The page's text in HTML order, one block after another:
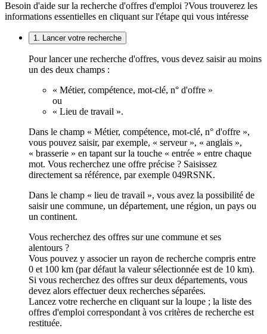
Besoin d'aide sur la recherche d'offres d'emploi ?Vous trouverez les
informations essentielles en cliquant sur l'étape qui vous intéresse
1. Lancer votre recherche
Pour lancer une recherche d'offres, vous devez saisir au moins
un des deux champs :
« Métier, compétence, mot-clé, n° d'offre »
ou
« Lieu de travail ».
Dans le champ « Métier, compétence, mot-clé, n° d'offre »,
vous pouvez saisir, par exemple, « serveur », « anglais »,
« brasserie » en tapant sur la touche « entrée » entre chaque
mot. Vous recherchez une offre précise ? Saisissez
directement sa référence, par exemple 049RSNK.
Dans le champ « lieu de travail », vous avez la possibilité de
saisir une commune, un département, une région, un pays ou
un continent.
Vous recherchez des offres sur une commune et ses
alentours ?
Vous pouvez y associer un rayon de recherche compris entre
0 et 100 km (par défaut la valeur sélectionnée est de 10 km).
Si vous recherchez des offres sur deux départements, vous
devez alors effectuer deux recherches séparées.
Lancez votre recherche en cliquant sur la loupe ; la liste des
offres d'emploi correspondant à vos critères de recherche est
restituée.